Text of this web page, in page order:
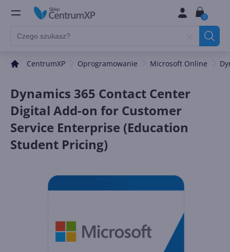
0
CentrumXP Oprogramowanie Microsoft Online
Dynamics 365 Contact Center
Digital Add-on for Customer
Service Enterprise (Education
Student Pricing)